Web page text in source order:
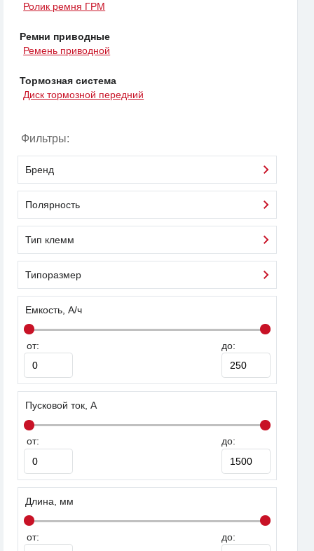
Ролик ремня ГРМ
Ремни приводные
Ремень приводной
Тормозная система
Диск тормозной передний
Фильтры:
Бренд
Полярность
Тип клемм
Типоразмер
Емкость, А/ч
от: до:
Пусковой ток, А
от: до:
Длина, мм
от: до: